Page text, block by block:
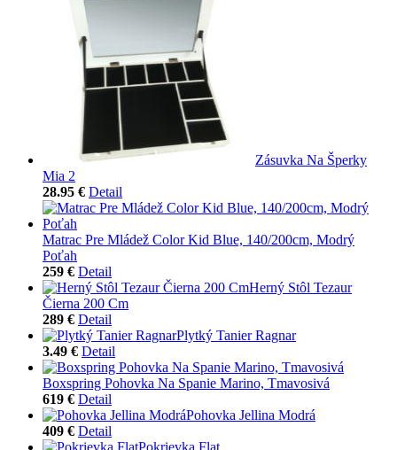
Zásuvka Na Šperky
Mia 2
28.95 € Detail
Matrac Pre Mládež Color Kid Blue, 140/200cm, Modrý
Poťah
259 € Detail
Herný Stôl Tezaur
Čierna 200 Cm
289 € Detail
Plytký Tanier Ragnar
3.49 € Detail
Boxspring Pohovka Na Spanie Marino, Tmavosivá
619 € Detail
Pohovka Jellina Modrá
409 € Detail
Pokrievka Flat